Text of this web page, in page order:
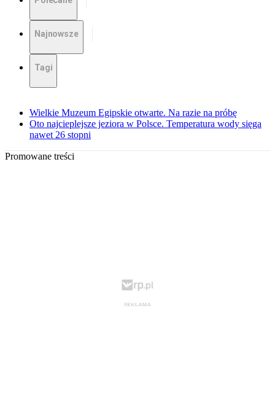
Najnowsze
Tagi
Wielkie Muzeum Egipskie otwarte. Na razie na próbę
Oto najcieplejsze jeziora w Polsce. Temperatura wody sięga
nawet 26 stopni
Promowane treści